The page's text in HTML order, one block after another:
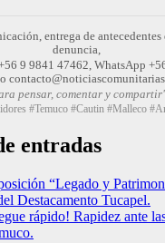
entrega de
denuncia,
9 9841 47462, WhatsApp
pensar, comentar y
#Temuco #Cautin #Malleco
entradas
“Legado y
Destacamento Tucapel.
rápido! Rapidez ante